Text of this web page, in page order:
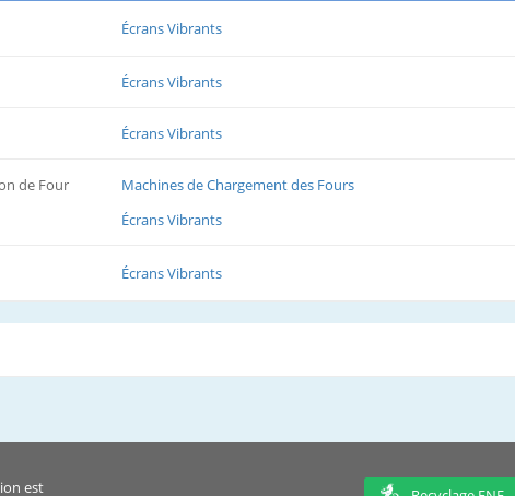
Écrans Vibrants
Écrans Vibrants
Écrans Vibrants
de Four
Machines de Chargement des Fours
Écrans Vibrants
Écrans Vibrants
est